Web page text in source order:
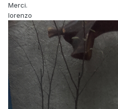
Merci.
lorenzo